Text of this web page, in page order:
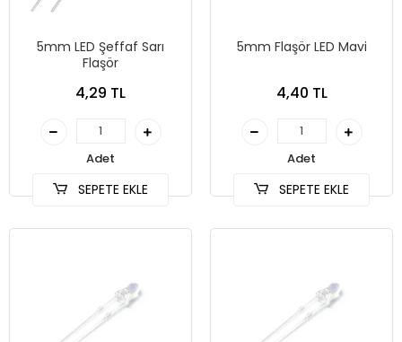
5mm LED Şeffaf Sarı
Flaşör
4,29 TL
Adet
SEPETE EKLE
5mm Flaşör LED Mavi
4,40 TL
Adet
SEPETE EKLE